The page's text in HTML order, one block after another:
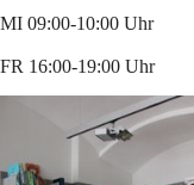
MI 09:00-10:00 Uhr
FR 16:00-19:00 Uhr